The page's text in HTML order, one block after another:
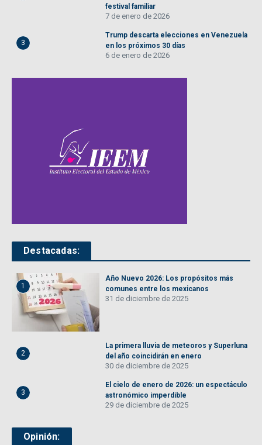
festival familiar
7 de enero de 2026
3
Trump descarta elecciones en Venezuela
en los próximos 30 días
6 de enero de 2026
Destacadas:
1
Año Nuevo 2026: Los propósitos más
comunes entre los mexicanos
31 de diciembre de 2025
2
La primera lluvia de meteoros y Superluna
del año coincidirán en enero
30 de diciembre de 2025
3
El cielo de enero de 2026: un espectáculo
astronómico imperdible
29 de diciembre de 2025
Opinión: